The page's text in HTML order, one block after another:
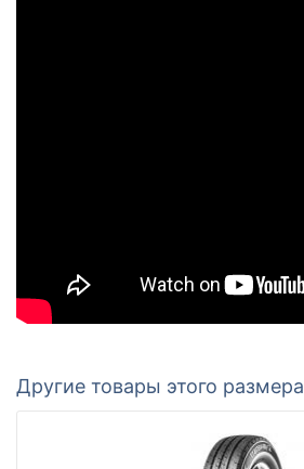
Другие товары этого размера